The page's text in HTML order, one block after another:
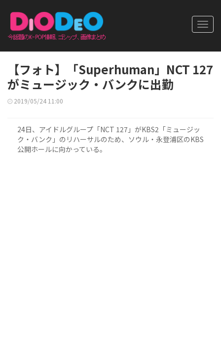
【フォト】「Superhuman」NCT 127
がミュージック・バンクに出勤
2019/05/24 11:00
24日、アイドルグループ「NCT 127」がKBS2「ミュージッ
ク・バンク」のリハーサルのため、ソウル・永登浦区のKBS
公開ホールに向かっている。